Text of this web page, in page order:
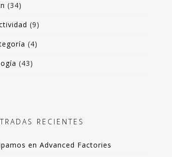
de micro-posts que
en torno a la
herramientas de apoyo
en datos como
esas experiencias,
(34)
(9)
(4)
(43)
RECIENTES
en Advanced Factories